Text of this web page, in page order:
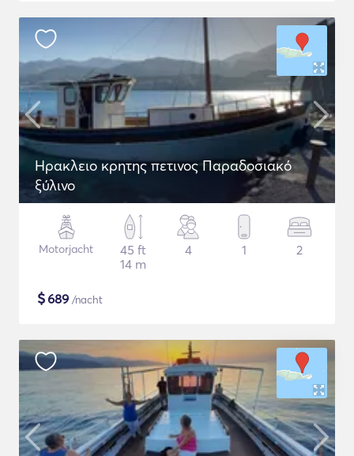
Ηρακλειο κρητης πετινος Παραδοσιακό
ξύλινο
Motorjacht
45 ft
14 m
4 1 2
$689 /nacht